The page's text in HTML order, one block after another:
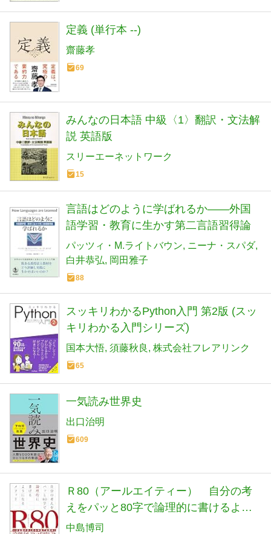
定義 (単行本 --)
齋藤孝
69
みんなの日本語 中級〈1〉翻訳・文法解
説 英語版
スリーエーネットワーク
15
言語はどのように学ばれるか――外国
語学習・教育に生かす第二言語習得論
パッツィ・M.ライトバウン ニーナ・スパダ
白井恭弘
岡田雅子
88
スッキリわかるPython入門 第2版 (スッ
キリわかる入門シリーズ)
国本大悟 須藤秋良 株式会社フレアリンク
65
一気読み世界史
出口治明
609
Ｒ80（アールエイティー） 自分の考
えをパッと80字で論理的に書けるよう
になるメソッド
中島博司